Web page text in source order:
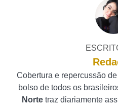
Cobertura e repercussão
bolso de todos os
Norte traz diariamente